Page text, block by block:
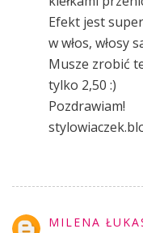
Efekt jest
w włos, włosy
Musze zrobić
tylko 2,50 :)
Pozdrawiam!
MILENA